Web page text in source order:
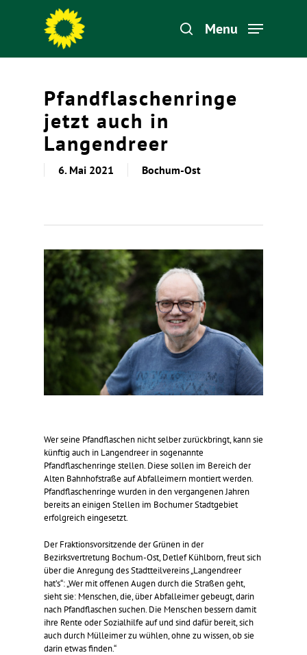
Menu
Pfandflaschenringe
jetzt auch in
Langendreer
6. Mai 2021 Bochum-Ost
Wer seine Pfandflaschen nicht selber zurückbringt, kann sie
künftig auch in Langendreer in sogenannte
Pfandflaschenringe stellen. Diese sollen im Bereich der
Alten Bahnhofstraße auf Abfalleimern montiert werden.
Pfandflaschenringe wurden in den vergangenen Jahren
bereits an einigen Stellen im Bochumer Stadtgebiet
erfolgreich eingesetzt.
Der Fraktionsvorsitzende der Grünen in der
Bezirksvertretung Bochum-Ost, Detlef Kühlborn, freut sich
über die Anregung des Stadtteilvereins „Langendreer
hat’s“: „Wer mit offenen Augen durch die Straßen geht,
sieht sie: Menschen, die, über Abfalleimer gebeugt, darin
nach Pfandflaschen suchen. Die Menschen bessern damit
ihre Rente oder Sozialhilfe auf und sind dafür bereit, sich
auch durch Mülleimer zu wühlen, ohne zu wissen, ob sie
darin etwas finden.“